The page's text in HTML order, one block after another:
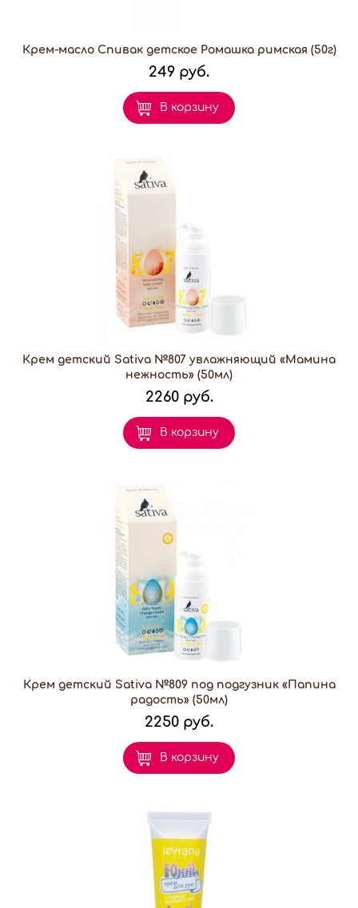
Крем-масло Спивак детское Ромашка римская (50г)
249 руб.
В корзину
Крем детский Sativa №807 увлажняющий «Мамина
нежность» (50мл)
2260 руб.
В корзину
Крем детский Sativa №809 под подгузник «Папина
радость» (50мл)
2250 руб.
В корзину